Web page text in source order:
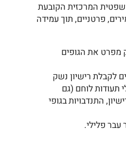
רישיון פרטי לכלי ירייה והוראות נוספות), תשפ"ד-2023, הם המסגרת המשפטית המרכזית הקובעת
פרטניים, תוך עמידה
מפרט את הגופים
לקבלת רישיון נשק
שירות בכוחות הביטחון בדרגות מסוימות, יחידות מיוחדות, רובאי 07 ומעלה, בעלי תעודות לוחם (גם
התנדבויות בגופי
עבר פלילי.